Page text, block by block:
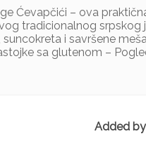
Ćevapčići – ova
tradicionalnog srpskog
suncokreta i savršene
sa glutenom –
Leblebija, suncokret, crni